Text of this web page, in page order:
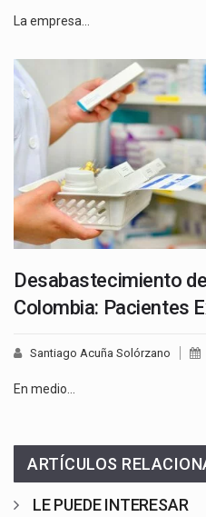
La empresa…
Desabastecimiento
Colombia: Pacientes
Santiago Acuña Solórzano
En medio…
ARTÍCULOS
LE PUEDE INTERESAR